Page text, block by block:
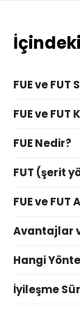
FUE ve
FUE ve FUT
FUE Nedir?
FUT (şerit
FUE ve
Avantajlar
Hangi
İyileşme